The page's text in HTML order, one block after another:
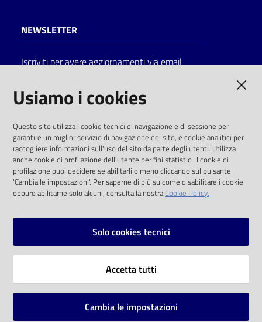
on line
Eventi
Chiedi al
bibliotecario
Avvisi
NEWSLETTER
Iscriviti per avere aggiornamenti via email
solo alle condizioni previste dalla direttiva
comunitaria 2003/98/CE e dal d.lgs. 36/2006
SOCIAL
Instagram
Vai alla pagina
Usiamo i cookies
Questo sito utilizza i cookie tecnici di navigazione e di sessione per
garantire un miglior servizio di navigazione del sito, e cookie analitici per
raccogliere informazioni sull'uso del sito da parte degli utenti. Utilizza
anche cookie di profilazione dell'utente per fini statistici. I cookie di
profilazione puoi decidere se abilitarli o meno cliccando sul pulsante
'Cambia le impostazioni'. Per saperne di più su come disabilitare i cookie
oppure abilitarne solo alcuni, consulta la nostraCookie Policy.
Solo cookies tecnici
Accetta tutti
Cambia le impostazioni